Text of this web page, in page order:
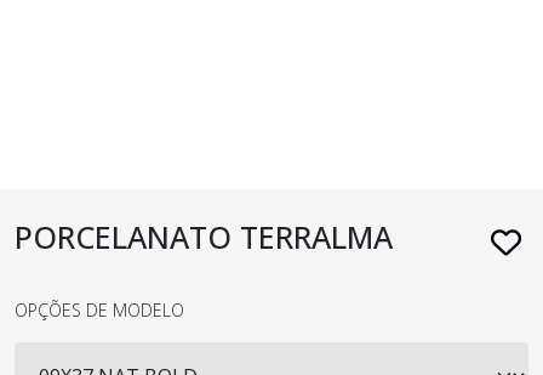
PORCELANATO TERRALMA
OPÇÕES DE MODELO